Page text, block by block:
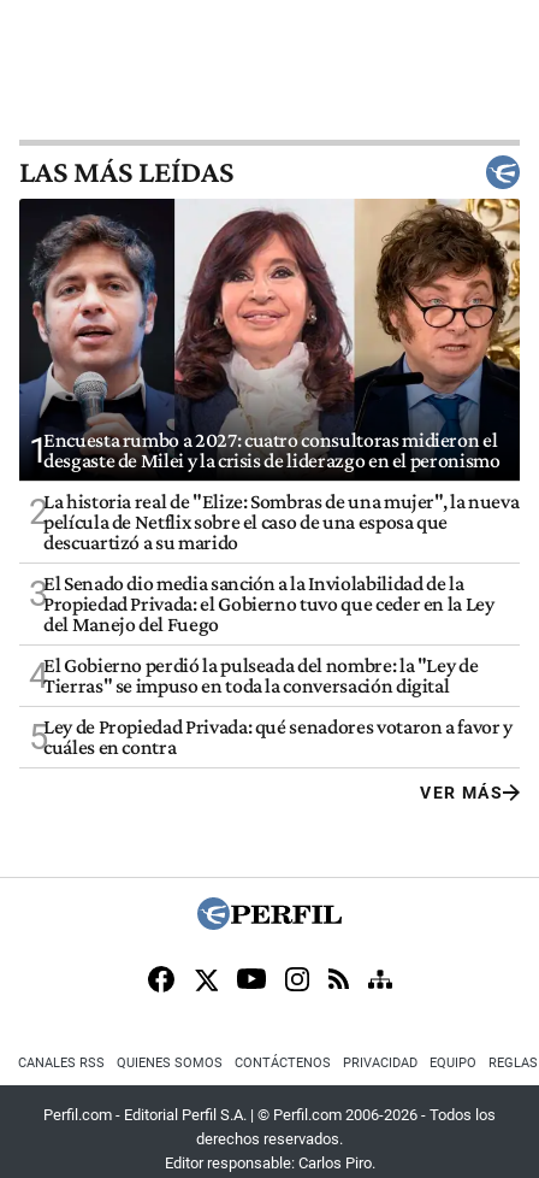
LAS MÁS LEÍDAS
1Encuesta rumbo a 2027: cuatro consultoras midieron el
desgaste de Milei y la crisis de liderazgo en el peronismo
2La historia real de "Elize: Sombras de una mujer", la nueva
película de Netflix sobre el caso de una esposa que
descuartizó a su marido
3El Senado dio media sanción a la Inviolabilidad de la
Propiedad Privada: el Gobierno tuvo que ceder en la Ley
del Manejo del Fuego
4El Gobierno perdió la pulseada del nombre: la "Ley de
Tierras" se impuso en toda la conversación digital
5Ley de Propiedad Privada: qué senadores votaron a favor y
cuáles en contra
VER MÁS
CANALES RSS QUIENES SOMOS CONTÁCTENOS PRIVACIDAD EQUIPO
Perfil.com - Editorial Perfil S.A. | © Perfil.com 2006-2026 - Todos los
derechos reservados.
Editor responsable: Carlos Piro.